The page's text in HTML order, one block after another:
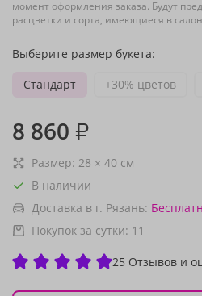
момент оформления заказа. Будут
расцветки и сорта, имеющиеся в
Выберите размер букета:
Стандарт
+30% цветов
8 860 ₽
Размер: 28 × 40 см
В наличии
Доставка в г. Рязань:
Покупок за сутки: 11
25 Отзывов и